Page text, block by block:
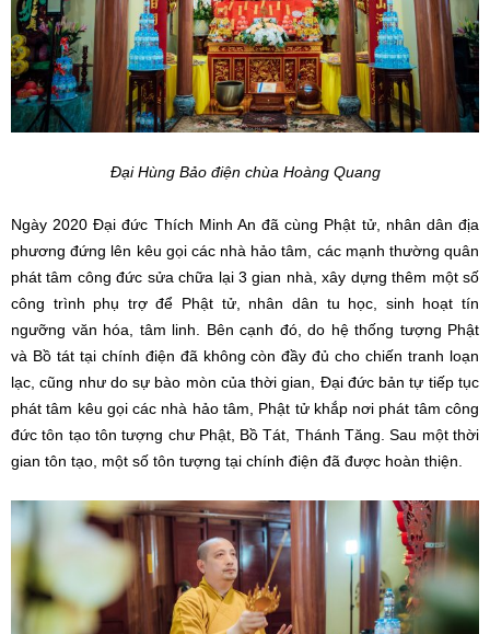
Đại Hùng Bảo điện chùa Hoàng Quang
Ngày 2020 Đại đức Thích Minh An đã cùng Phật tử, nhân dân địa
phương đứng lên kêu gọi các nhà hảo tâm, các mạnh thường quân
phát tâm công đức sửa chữa lại 3 gian nhà, xây dựng thêm một số
công trình phụ trợ để Phật tử, nhân dân tu học, sinh hoạt tín
ngưỡng văn hóa, tâm linh. Bên cạnh đó, do hệ thống tượng Phật
và Bồ tát tại chính điện đã không còn đầy đủ cho chiến tranh loạn
lạc, cũng như do sự bào mòn của thời gian, Đại đức bản tự tiếp tục
phát tâm kêu gọi các nhà hảo tâm, Phật tử khắp nơi phát tâm công
đức tôn tạo tôn tượng chư Phật, Bồ Tát, Thánh Tăng. Sau một thời
gian tôn tạo, một số tôn tượng tại chính điện đã được hoàn thiện.